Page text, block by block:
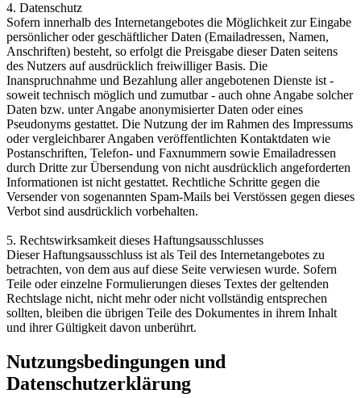
4. Datenschutz
Sofern innerhalb des Internetangebotes die Möglichkeit zur Eingabe
persönlicher oder geschäftlicher Daten (Emailadressen, Namen,
Anschriften) besteht, so erfolgt die Preisgabe dieser Daten seitens
des Nutzers auf ausdrücklich freiwilliger Basis. Die
Inanspruchnahme und Bezahlung aller angebotenen Dienste ist -
soweit technisch möglich und zumutbar - auch ohne Angabe solcher
Daten bzw. unter Angabe anonymisierter Daten oder eines
Pseudonyms gestattet. Die Nutzung der im Rahmen des Impressums
oder vergleichbarer Angaben veröffentlichten Kontaktdaten wie
Postanschriften, Telefon- und Faxnummern sowie Emailadressen
durch Dritte zur Übersendung von nicht ausdrücklich angeforderten
Informationen ist nicht gestattet. Rechtliche Schritte gegen die
Versender von sogenannten Spam-Mails bei Verstössen gegen dieses
Verbot sind ausdrücklich vorbehalten.
5. Rechtswirksamkeit dieses Haftungsausschlusses
Dieser Haftungsausschluss ist als Teil des Internetangebotes zu
betrachten, von dem aus auf diese Seite verwiesen wurde. Sofern
Teile oder einzelne Formulierungen dieses Textes der geltenden
Rechtslage nicht, nicht mehr oder nicht vollständig entsprechen
sollten, bleiben die übrigen Teile des Dokumentes in ihrem Inhalt
und ihrer Gültigkeit davon unberührt.
Nutzungsbedingungen und
Datenschutzerklärung